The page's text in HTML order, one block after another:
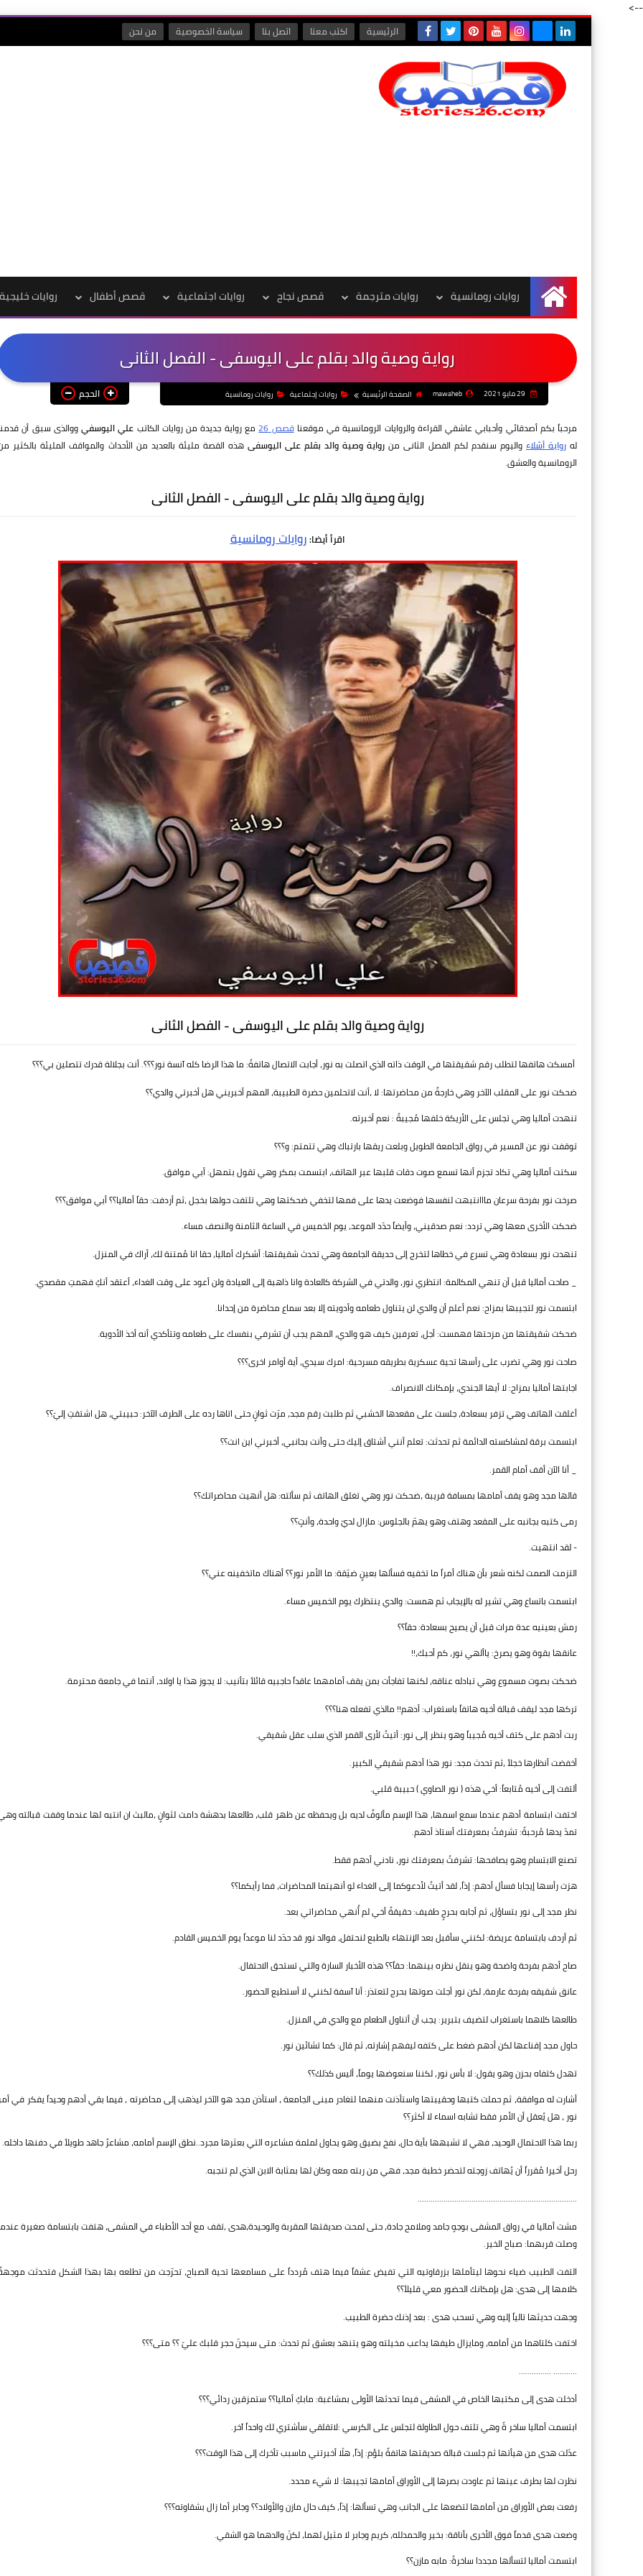
-->
الرئيسية اكتب معنا اتصل بنا سياسة الخصوصية من نحن
الرئيسية
روايات رومانسية روايات مترجمة قصص نجاح روايات اجتماعية قصص أطفال روايات خليجية
رواية وصية والد بقلم على اليوسفى - الفصل الثانى
mawaheb الصفحة الرئيسية روايات إجتماعية روايات رومانسية الحجم
مرحباً بكم أصدقائي وأحبابي عاشقي القراءة والروايات الرومانسية في موقعناقصص 26 مع رواية جديدة من روايات الكاتب علي اليوسفيووالذى سبق أن
لهرواية أشلاءواليوم سنقدم لكم الفصل الثانى من رواية وصية والد بقلم على اليوسفىهذه القصة مليئة بالعديد من الأحداث والمواقف المليئة بالكثير
الرومانسية والعشق.
رواية وصية والد بقلم على اليوسفى - الفصل الثانى
اقرأ أيضا:روايات رومانسية
رواية وصية والد بقلم على اليوسفى - الفصل الثانى
أمسكت هاتفها لتطلب رقم شقيقتها في الوقت ذاته الذي اتصلت به نور، أجابت الاتصال هاتفةً: ما هذا الرضا كله آنسة نور؟؟؟. أنت بجلالة قدرك تتصلين بي؟؟؟
ضحكت نور على المقلب الآخر وهي خارجةٌ من محاضرتها: لا ،أنت لاتحلمين حضرة الطبيبة، المهم أخبريني هل أخبرتي والدي؟؟
تنهدت أماليا وهي تجلس على الأريكة خلفها مُجيبةً : نعم أخبرته.
توقفت نور عن المسير في رواق الجامعة الطويل وبلعت ريقها بارتباك وهي تتمتم: و؟؟؟
سكتت أماليا وهي تكاد تجزم أنها تسمع صوت دقات قلبها عبر الهاتف، ابتسمت بمكر وهي تقول بتمهل: أبي موافق.
صرخت نور بفرحة سرعان مااانتبهت لنفسها فوضعت يدها على فمها لتخفي ضحكتها وهي تلتفت حولها بخجل ،ثم أردفت: حقاً أماليا؟؟ أبي موافق؟؟؟
ضحكت الأخرى معها وهي تردد: نعم صدقيني، وأيضاً حدّد الموعد، يوم الخميس في الساعة الثامنة والنصف مساء.
تنهدت نور بسعادة وهي تسرع في خطاها لتخرج إلى حديقة الجامعة وهي تحدث شقيقتها: أشكرك أماليا، حقا انا مُمتنة لك، أراك في المنزل.
_ صاحت أماليا قبل أن تنهي المكالمة: انتظري نور، والدتي في الشركة كالعادة وانا ذاهبة إلى العيادة ولن أعود على وقت الغداء، أعتقد أنكِ فهمتِ مقصدي.
ابتسمت نور لتجيبها بمزاح: نعم أعلم أن والدي لن يتناول طعامه وأدويته إلا بعد سماع محاضرة من إحدانا.
ضحكت شقيقتها من مزحتها فهمست: أجل، تعرفين كيف هو والدي، المهم يجب أن تشرفي بنفسك على طعامه وتتأكدي أنه أخذ الأدوية.
صاحت نور وهي تضرب على رأسها تحية عسكرية بطريقه مسرحية: امرك سيدي، أية أوامر اخرى؟؟؟
اجابتها أماليا بمزاح: لا أيها الجندي، بإمكانك الانصراف.
أغلقت الهاتف وهي تزفر بسعادة، جلست على مقعدها الخشبي ثم طلبت رقم مجد، مرّت ثوانٍ حتى اتاها رده على الطرف الآخر: حبيبتي، هل اشتقتِ إليّ؟؟
ابتسمت برقة لمشاكسته الدائمة ثم تحدثت: تعلم أنني أشتاق إليك حتى وأنت بجانبي، أخبرني اين انت؟؟
_ أنا الآن أقف أمام القمر.
قالها مجد وهو يقف أمامها بمسافة قريبة ،ضحكت نور وهي تغلق الهاتف ثم سألته: هل أنهيت محاضراتك؟؟
رمى كتبه بجانبه على المقعد وهتف وهو يهمّ بالجلوس: مازال لديّ واحدة، وأنتٍ؟؟
- لقد انتهيت.
التزمت الصمت لكنه شعر بأن هناك أمراً ما تخفيه فسألها بعينٍ ضيّقة: ما الأمر نور؟؟ أهناك ماتخفينه عني؟؟
ابتسمت باتساع وهي تشير له بالإيجاب ثم همست: والدي ينتظرك يوم الخميس مساء.
رمش بعينيه عدة مرات قبل أن يصيح بسعادة: حقاً؟؟
عانقها بقوة وهو يصرخ: ياألهي نور، كم أحبك،!!
ضحكت بصوت مسموع وهي تبادله عناقه، لكنها تفاجأت بمن يقف أمامهما عاقداً حاجبيه قائلاً بتأنيب: لا يجوز هذا يا اولاد، أنتما في جامعة محترمة.
تركها مجد ليقف قبالة أخيه هاتفاً باستغراب: أدهم!! مالذي تفعله هنا؟؟؟
ربت أدهم على كتف أخيه مُجيباً وهو ينظر إلى نور: أتيتُ لأرى القمر الذي سلب عقل شقيقي.
أخفضت أنظارها خجلاً ،ثم تحدث مجد: نور هذا أدهم شقيقي الكبير.
ألتفت إلى أخيه مُتابعاً: أخي هذه ( نور الصاوي ) حبيبة قلبي.
اختفت ابتسامة أدهم عندما سمع اسمها، هذا الإسم مألوفٌ لديه بل ويحفظه عن ظهر قلب، طالعها بدهشة دامت لثوانٍ ،مالبث ان انتبه لها عندما وقفت قبالته
تمدّ يدها مُرحبةً: تشرفتُ بمعرفتك أستاذ أدهم.
تصنع الابتسام وهو يصافحها: تشرفتُ بمعرفتك نور، نادني أدهم فقط.
هزت رأسها إيجابا فسأل أدهم: إذاً، لقد أتيتُ لأدعوكما إلى الغداء لو أنهيتما المحاضرات، فما رأيكما؟؟
نظر مجد إلى نور بتساؤل، ثم أجابه بحرجٍ طفيف: حقيقةً أخي لم أُنهي محاضراتي بعد.
ثم أردف بابتسامة عريضة: لكنني سأقبل بعد الإنتهاء بالطبع لنحتفل، فوالد نور قد حدّد لنا موعداً يوم الخميس القادم.
صاح أدهم بفرحة واضحة وهو ينقل نظره بينهما: حقاً؟؟ هذه الأخبار السارة والتي تستحق الاحتفال.
عانق شقيقه بفرحة عارمة، لكن نور أجلت صوتها بحرج لتعتذر: أنا آسفة لكنني لا أستطيع الحضور.
طالعها كلاهما باستغراب لتضيف بتبرير: يجب أن أتناول الطعام مع والدي في المنزل.
حاول مجد إقناعها لكن أدهم ضغط على كتفه ليفهم إشارته، ثم قال: كما تشائين نور.
تهدل كتفاه بحزن وهو يقول: لا بأس نور، لكننا سنعوضها يوماً، أليس كذلك؟؟
أشارت له موافقة، ثم حملت كتبها وحقيبتها واستأذنت منهما لتغادر مبنى الجامعة ، استأذن مجد هو الآخر ليذهب إلى محاضرته ، فيما بقي أدهم وحيداً يفكر في
نور ، هل يُعقل أن الأمر فقط تشابه اسماء لا أكثر؟؟
ربما هذا الاحتمال الوحيد، فهي لا تشبهها بأية حال، نفخ بضيق وهو يحاول لملمة مشاعره التي بعثرها مجرد..نطق الإسم أمامه، مشاعرٌ جاهد طويلاً في دفنها داخله.
رحل أخيرا مُقرراً أن يُهاتف زوجته لتحضر خطبة مجد، فهي من ربته معه وكان لها بمثابة الابن الذي لم تنجبه.
..........................................................................
مشت أماليا في رواق المشفى بوجهٍ جامد وملامح جادة، حتى لمحت صديقتها المقربة والوحيدة،هدى ،تقف مع أحد الأطباء في المشفى، هتفت بابتسامة صغيرة
وصلت قربهما: صباح الخير.
التفت الطبيب ضياء نحوها ليتأملها بزرقاوتيه التي تفيض عشقاً فيما هتف مُردداً على مسامعها تحية الصباح، تحرّجت من تطلعه بها بهذا الشكل فتحدثت
كلامها إلى هدى: هل بإمكانك الحضور معي قليلاً؟؟
وجهت حديثها تالياً إليه وهي تسحب هدى : بعد إذنك حضرة الطبيب.
اختفت كلتاهما من أمامه، ومايزال طيفها يداعب مخيلته وهو يتنهد بعشق ثم تحدث: متى سيحنّ حجر قلبك عليّ ؟؟ متى؟؟؟
........... ...............
أدخلت هدى إلى مكتبها الخاص في المشفى فيما تحدثها الأولى بمشاغبة: مابكِ أماليا؟؟ ستمزقين ردائي؟؟؟
ابتسمت أماليا ساخر ةً وهي تلتف حول الطاولة لتجلس على الكرسي :لاتقلقي سأشتري لك واحداً آخر.
عدّلت هدى من هيأتها ثم جلست قبالة صديقتها هاتفةً بلؤم: إذاً، هلّا أخبرتني ماسبب تأخرك إلى هذا الوقت؟؟؟
نظرت لها بطرف عينها ثم عاودت بصرها إلى الأوراق أمامها تجيبها: لا شيء محدد.
رفعت بعض الأوراق من أمامها لتضعها على الجانب وهي تسألها: إذاً، كيف حال مازن والأولاد؟؟ وجابر أما زال بشقاوته؟؟؟
وضعت هدى قدماً فوق الأخرى بأناقة: بخير والحمدلله، كريم وجابر لا مثيل لهما، لكنّ والدهما هو الشقي.
ابتسمت أماليا لتسألها مجددا ساخرةً: مابه مازن؟؟